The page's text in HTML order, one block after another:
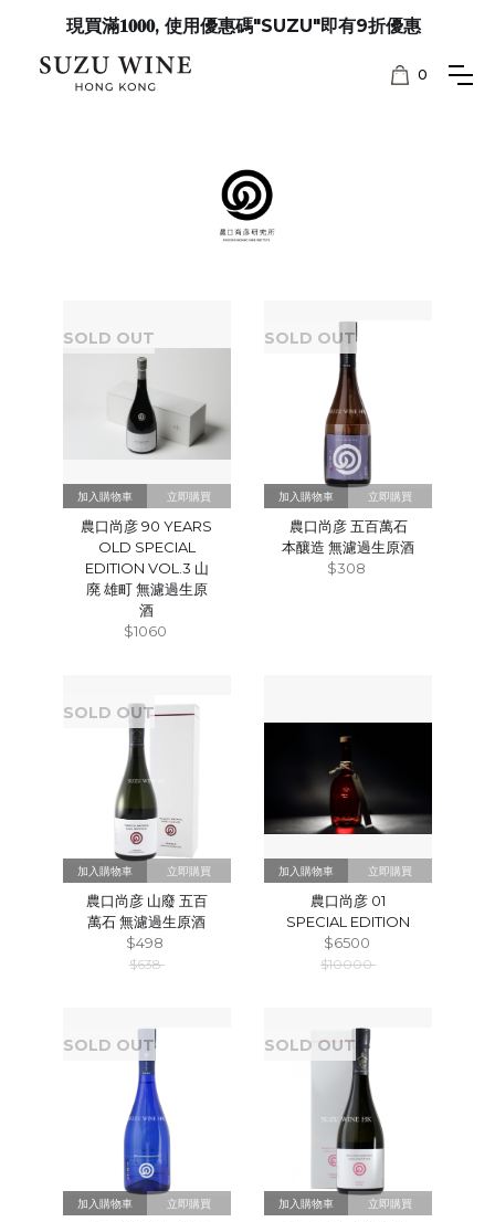
現買滿𝟏𝟎𝟎𝟎, 使用優惠碼"SUZU"即有9折優惠
0
SOLD OUT
立即購買
農口尚彦 90 YEARS
OLD SPECIAL
EDITION VOL.3 山
廃 雄町 無濾過生原
酒
$1060
SOLD OUT
立即購買
農口尚彦 五百萬石
本釀造 無濾過生原酒
$308
SOLD OUT
立即購買
農口尚彦 山廢 五百
萬石 無濾過生原酒
$498
$638
立即購買
農口尚彦 01
SPECIAL EDITION
$6500
$10000
SOLD OUT
立即購買
SOLD OUT
立即購買